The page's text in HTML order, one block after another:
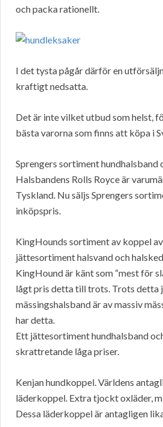
och packa rationellt.
I det tysta pågår därför en
kraftigt nedsatta.
Det är inte vilket utbud som helst,
bästa varorna som finns att köpa i
Sprengers sortiment hundhalsband
Halsbandens Rolls Royce är
Tyskland. Nu säljs Sprengers
inköpspris.
KingHounds sortiment av koppel
jättesortiment halsvand och
KingHound är känt som “mest för
lågt pris detta till trots. Trots detta
mässingshalsband är av massiv
har detta.
Ett jättesortiment hundhalsband
skrattretande låga priser.
Kenjan hundkoppel. Världens
läderkoppel. Extra tjockt oxläder,
Dessa läderkoppel är antagligen